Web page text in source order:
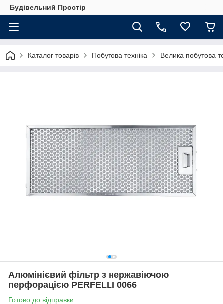
Будівельний Простір
Каталог товарів Побутова техніка Велика побутова
Алюмінієвий фільтр з нержавіючою
перфорацією PERFELLI 0066
Готово до відправки